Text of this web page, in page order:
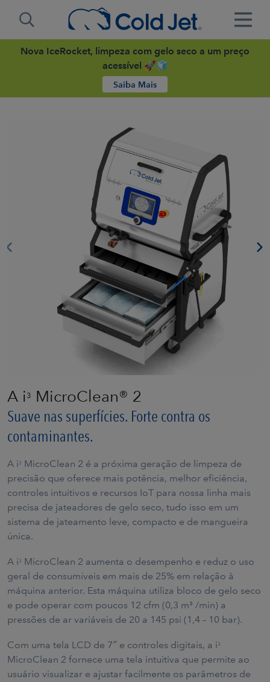
Nova IceRocket, limpeza com gelo seco a um preço
acessível 🚀🧊
Saiba Mais
A i3
MicroClean® 2
Suave nas superfícies. Forte contra os
contaminantes.
A i 3 MicroClean 2 é a próxima geração de limpeza de
precisão que oferece mais potência, melhor eficiência,
controles intuitivos e recursos IoT para nossa linha mais
precisa de jateadores de gelo seco, tudo isso em um
sistema de jateamento leve, compacto e de mangueira
única.
A i 3 MicroClean 2 aumenta o desempenho e reduz o uso
geral de consumíveis em mais de 25% em relação à
máquina anterior. Esta máquina utiliza bloco de gelo seco
e pode operar com poucos 12 cfm (0,3 m³ /min) a
pressões de ar variáveis de 20 a 145 psi (1,4 – 10 bar).
Com uma tela LCD de 7″ e controles digitais, a i 3
MicroClean 2 fornece uma tela intuitiva que permite ao
usuário visualizar e ajustar facilmente os parâmetros de